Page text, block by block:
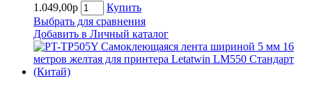
1.049,00р
Купить
Выбрать для сравнения
Добавить в Личный каталог